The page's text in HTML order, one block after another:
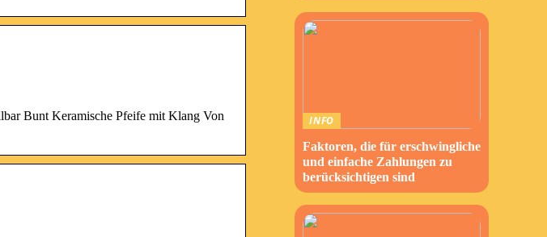
Bunt Keramische Pfeife mit Klang Von
INFO
Faktoren, die für erschwingliche
und einfache Zahlungen zu
berücksichtigen sind